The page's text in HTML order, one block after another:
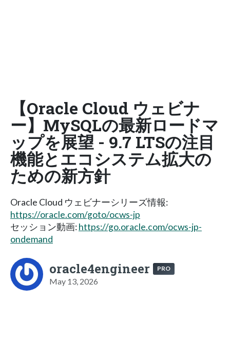
【Oracle Cloud ウェビナ
ー】MySQLの最新ロードマ
ップを展望 - 9.7 LTSの注目
機能とエコシステム拡大の
ための新方針
Oracle Cloud ウェビナーシリーズ情報:
https://oracle.com/goto/ocws-jp
セッション動画:https://go.oracle.com/ocws-jp-
ondemand
oracle4engineer PRO
May 13, 2026